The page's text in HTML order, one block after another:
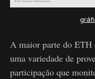
A maior parte do ETH
uma variedade de
participação que